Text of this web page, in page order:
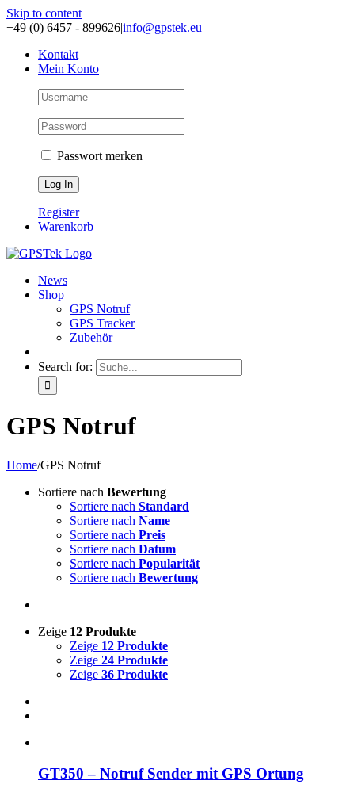
Skip to content
+49 (0) 6457 - 899626|info@gpstek.eu
Kontakt
Mein Konto
Passwort merken
Register
Warenkorb
News
Shop
GPS Notruf
GPS Tracker
Zubehör
Search for:
GPS Notruf
Home/GPS Notruf
Sortiere nach Bewertung
Sortiere nach Standard
Sortiere nach Name
Sortiere nach Preis
Sortiere nach Datum
Sortiere nach Popularität
Sortiere nach Bewertung
Zeige 12 Produkte
Zeige 12 Produkte
Zeige 24 Produkte
Zeige 36 Produkte
GT350 – Notruf Sender mit GPS Ortung